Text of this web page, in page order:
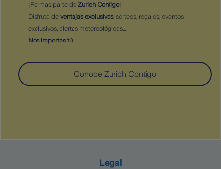
¡Formas parte de Zurich Contigo!
Disfruta de ventajas exclusivas: sorteos, regalos, eventos
exclusivos, alertas metereológicas...
Nos importas tú.
Conoce Zurich Contigo
Legal